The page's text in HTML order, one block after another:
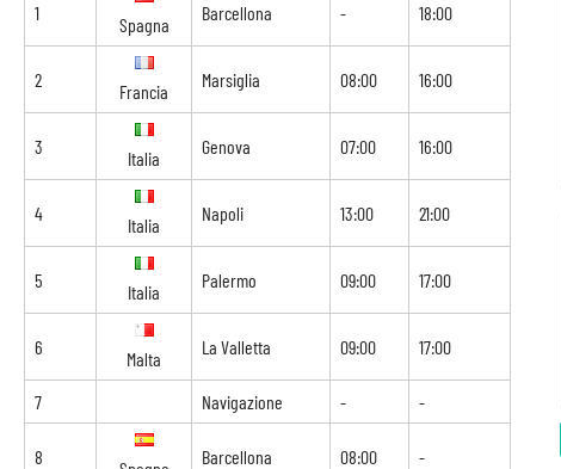
1
Spagna
Barcellona - 18:00
2
Francia
Marsiglia 08:00 16:00
3
Italia
Genova 07:00 16:00
4
Italia
Napoli 13:00 21:00
5
Italia
Palermo 09:00 17:00
6
Malta
La Valletta 09:00 17:00
7 Navigazione - -
8 Barcellona 08:00 -